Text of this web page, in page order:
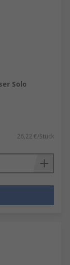
Solo
26,22 €/Stück